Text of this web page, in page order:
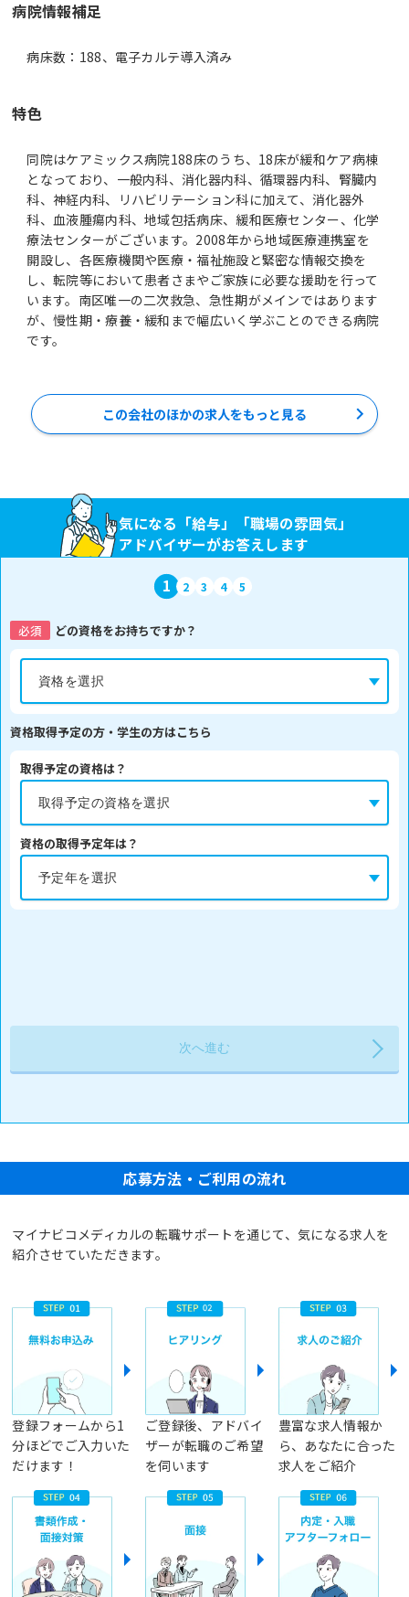
病院情報補足
病床数：188、電子カルテ導入済み
特色
同院はケアミックス病院188床のうち、18床が緩和ケア病棟
となっており、一般内科、消化器内科、循環器内科、腎臓内
科、神経内科、リハビリテーション科に加えて、消化器外
科、血液腫瘍内科、地域包括病床、緩和医療センター、化学
療法センターがございます。2008年から地域医療連携室を
開設し、各医療機関や医療・福祉施設と緊密な情報交換を
し、転院等において患者さまやご家族に必要な援助を行って
います。南区唯一の二次救急、急性期がメインではあります
が、慢性期・療養・緩和まで幅広いく学ぶことのできる病院
です。
この会社のほかの求人をもっと見る
気になる「給与」「職場の雰囲気」
アドバイザーがお答えします
1 2 3 4 5
必須 どの資格をお持ちですか？
資格取得予定の方・学生の方はこちら
取得予定の資格は？
資格の取得予定年は？
応募方法・ご利用の流れ
マイナビコメディカルの転職サポートを通じて、気になる求人を
紹介させていただきます。
登録フォームから1
分ほどでご入力いた
だけます！
ご登録後、アドバイ
ザーが転職のご希望
を伺います
豊富な求人情報か
ら、あなたに合った
求人をご紹介